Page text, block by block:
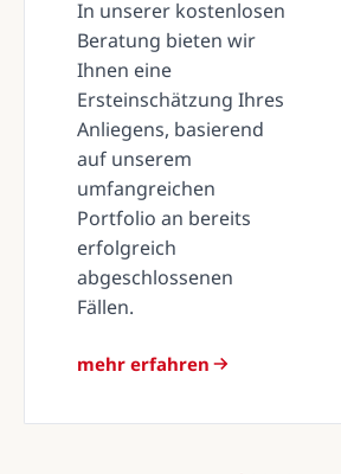
In unserer kostenlosen
Beratung bieten wir
Ihnen eine
Ersteinschätzung Ihres
Anliegens, basierend
auf unserem
umfangreichen
Portfolio an bereits
erfolgreich
abgeschlossenen
Fällen.
mehr erfahren